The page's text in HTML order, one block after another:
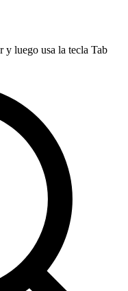
y luego usa la tecla Tab